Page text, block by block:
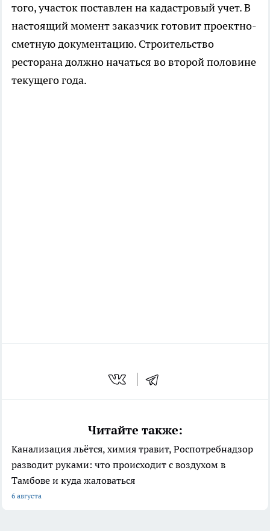
того, участок поставлен на кадастровый учет. В
настоящий момент заказчик готовит проектно-
сметную документацию. Строительство
ресторана должно начаться во второй половине
текущего года.
Читайте также:
Канализация льётся, химия травит, Роспотребнадзор
разводит руками: что происходит с воздухом в
Тамбове и куда жаловаться
6 августа